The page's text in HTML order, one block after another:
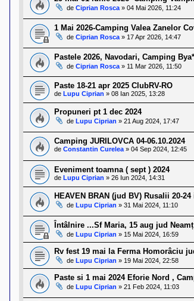
de Ciprian Rosca » 04 Mai 2026, 11:24
1 Mai 2026-Camping Valea Zanelor
de Ciprian Rosca » 17 Apr 2026, 14:47
Pastele 2026, Navodari, Camping
de Ciprian Rosca » 11 Mar 2026, 11:50
Paste 18-21 apr 2025 ClubRV-RO
de Lupu Ciprian » 08 Ian 2025, 13:28
Propuneri pt 1 dec 2024
de Lupu Ciprian » 21 Aug 2024, 17:47
Camping JURILOVCA 04-06.10.2024
de Constantin Curelea » 04 Sep 2024, 12:45
Eveniment toamna ( sept ) 2024
de Lupu Ciprian » 26 Iun 2024, 14:31
HEAVEN BRAN (jud BV) Rusalii 20-
de Lupu Ciprian » 31 Mai 2024, 11:10
Întâlnire ...Sf Maria, 15 aug jud
de Lupu Ciprian » 15 Mai 2024, 16:59
Rv fest 19 mai la Ferma Homorâciu
de Lupu Ciprian » 19 Mai 2024, 22:58
Paste si 1 mai 2024 Eforie Nord ,
de Lupu Ciprian » 21 Feb 2024, 11:03